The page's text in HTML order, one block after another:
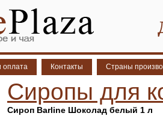
оплата Контакты Страны
Сиропы для
Сироп Barline Шоколад белый 1 л